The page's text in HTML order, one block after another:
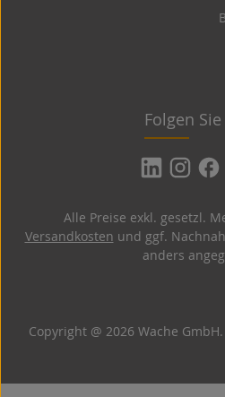
Folgen
Copyright @ 2026 Wache
Alle Preise exkl. gesetzl.
Versandkosten und ggf.
anders